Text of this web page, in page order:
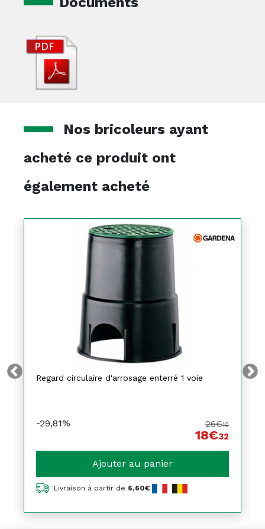
Nos bricoleurs ayant
acheté ce produit ont
également acheté
Regard circulaire d'arrosage enterré 1 voie
-29,81% 26€10
18€32
Ajouter au panier
Livraison à partir de 6,60€